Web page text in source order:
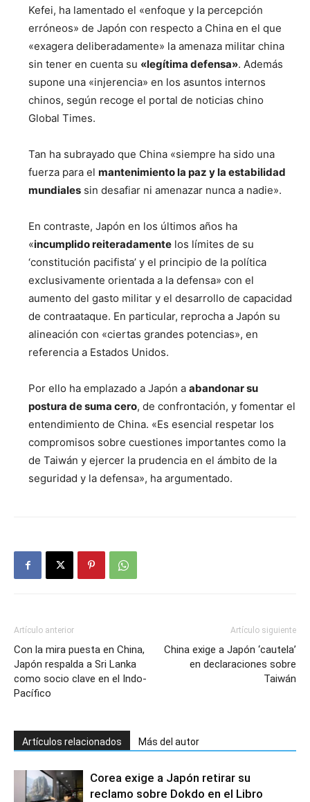
Kefei, ha lamentado el «enfoque y la percepción
erróneos» de Japón con respecto a China en el que
«exagera deliberadamente» la amenaza militar china
sin tener en cuenta su «legítima defensa». Además
supone una «injerencia» en los asuntos internos
chinos, según recoge el portal de noticias chino
Global Times.
Tan ha subrayado que China «siempre ha sido una
fuerza para el mantenimiento la paz y la estabilidad
mundiales sin desafiar ni amenazar nunca a nadie».
En contraste, Japón en los últimos años ha
«incumplido reiteradamente los límites de su
‘constitución pacifista’ y el principio de la política
exclusivamente orientada a la defensa» con el
aumento del gasto militar y el desarrollo de capacidad
de contraataque. En particular, reprocha a Japón su
alineación con «ciertas grandes potencias», en
referencia a Estados Unidos.
Por ello ha emplazado a Japón a abandonar su
postura de suma cero, de confrontación, y fomentar el
entendimiento de China. «Es esencial respetar los
compromisos sobre cuestiones importantes como la
de Taiwán y ejercer la prudencia en el ámbito de la
seguridad y la defensa», ha argumentado.
Artículo anterior
Con la mira puesta en China,
Japón respalda a Sri Lanka
como socio clave en el Indo-
Pacífico
Artículo siguiente
China exige a Japón ‘cautela’
en declaraciones sobre
Taiwán
Artículos relacionados Más del autor
Corea exige a Japón retirar su
reclamo sobre Dokdo en el Libro